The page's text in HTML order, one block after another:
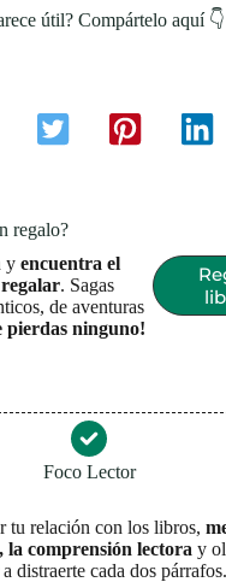
útil? Compártelo aquí 👇
regalo?
y encuentra el
. Sagas
de aventuras
pierdas ninguno!
Foco Lector
tu relación con los libros,
la comprensión lectora y
distraerte cada dos párrafos.